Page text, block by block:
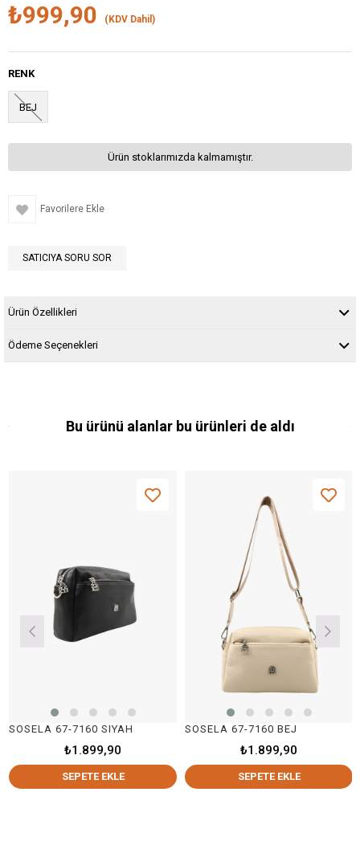
₺999,90 (KDV Dahil)
RENK
BEJ
Ürün stoklarımızda kalmamıştır.
Favorilere Ekle
SATICIYA SORU SOR
Ürün Özellikleri
Ödeme Seçenekleri
Bu ürünü alanlar bu ürünleri de aldı
SOSELA 67-7160 SIYAH
₺1.899,90
SEPETE EKLE
SOSELA 67-7160 BEJ
₺1.899,90
SEPETE EKLE